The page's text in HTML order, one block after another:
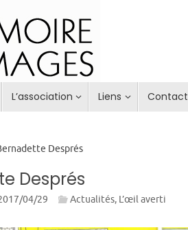
L’association Liens Contact
Després
Després
04/29 Actualités, L’œil averti